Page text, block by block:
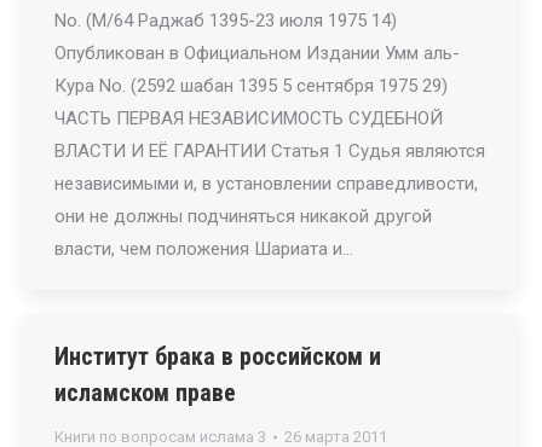
No. (M/64 Раджаб 1395-23 июля 1975 14)
Опубликован в Официальном Издании Умм аль-
Кура No. (2592 шабан 1395 5 сентября 1975 29)
ЧАСТЬ ПЕРВАЯ НЕЗАВИСИМОСТЬ СУДЕБНОЙ
ВЛАСТИ И ЕЁ ГАРАНТИИ Статья 1 Судья являются
независимыми и, в установлении справедливости,
они не должны подчиняться никакой другой
власти, чем положения Шариата и…
Институт брака в российском и
исламском праве
Книги по вопросам ислама 3 26 марта 2011